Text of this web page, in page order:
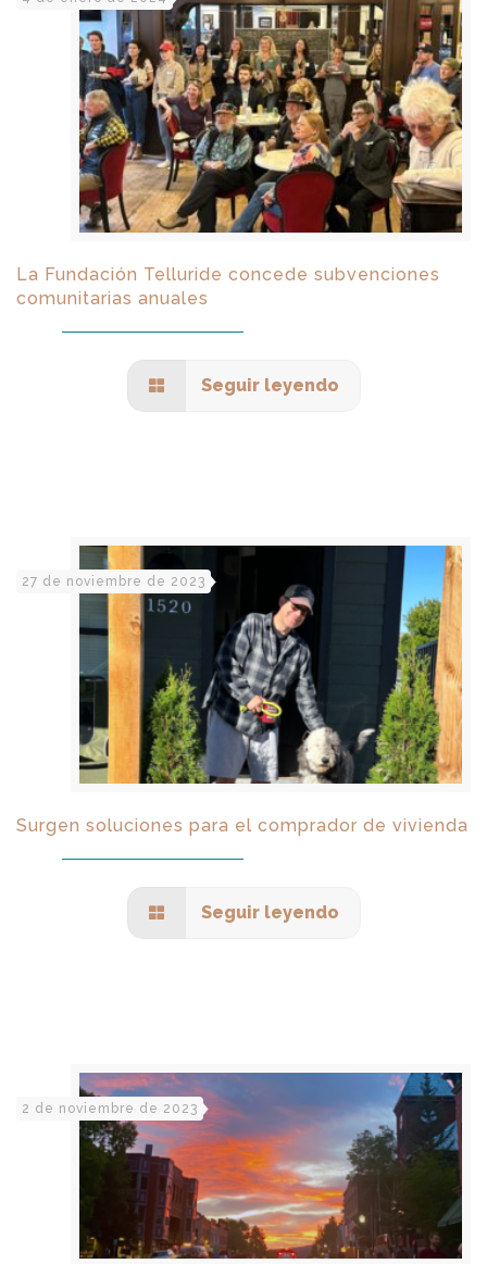
La Fundación Telluride concede subvenciones
comunitarias anuales
Seguir leyendo
27 de noviembre de 2023
Surgen soluciones para el comprador de vivienda
Seguir leyendo
2 de noviembre de 2023